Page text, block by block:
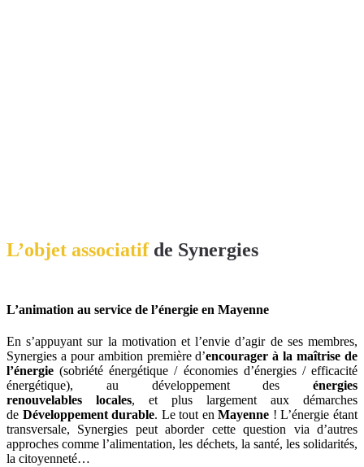
L’objet associatifde Synergies
L’animation au service de l’énergie en Mayenne
En s’appuyant sur la motivation et l’envie d’agir de ses membres,
Synergies a pour ambition première d’encourager à lamaîtrise de
l’énergie (sobriété énergétique / économies d’énergies / efficacité
énergétique), au développement des énergies
renouvelables
locales, et plus largement aux démarches
de Développement durable. Le tout enMayenne ! L’énergie étant
transversale, Synergies peut aborder cette question via d’autres
approches comme l’alimentation, les déchets, la santé, les solidarités,
la citoyenneté…